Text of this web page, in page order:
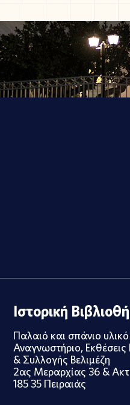
Ιστορική
Παλαιό και σπάνιο υλικό
Αναγνωστήριο,
& Συλλογής Βελιμέζη
2ας Μεραρχίας 36 &
185 35 Πειραιάς